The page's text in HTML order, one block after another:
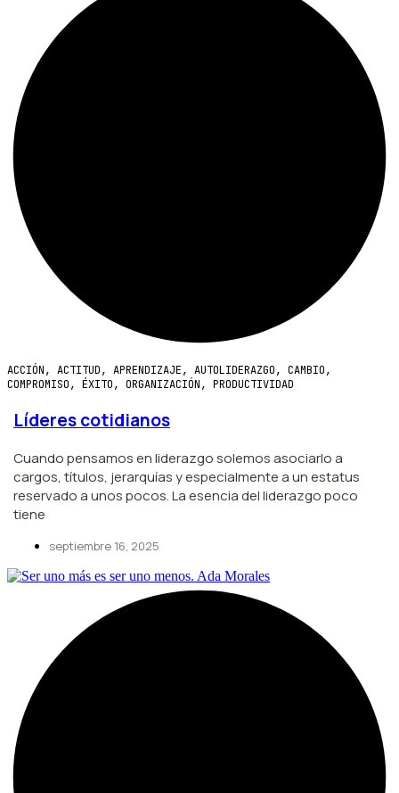
ACCIÓN, ACTITUD, APRENDIZAJE, AUTOLIDERAZGO, CAMBIO,
COMPROMISO, ÉXITO, ORGANIZACIÓN, PRODUCTIVIDAD
Líderes cotidianos
Cuando pensamos en liderazgo solemos asociarlo a
cargos, títulos, jerarquías y especialmente a un estatus
reservado a unos pocos. La esencia del liderazgo poco
tiene
septiembre 16, 2025